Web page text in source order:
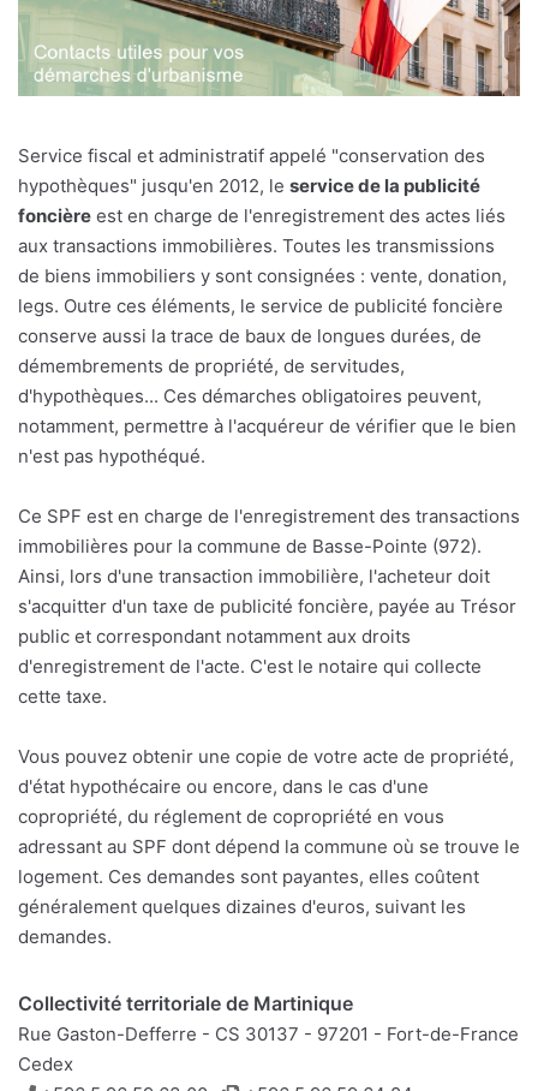
Service fiscal et administratif appelé "conservation des
hypothèques" jusqu'en 2012, le service de la publicité
foncière est en charge de l'enregistrement des actes liés
aux transactions immobilières. Toutes les transmissions
de biens immobiliers y sont consignées : vente, donation,
legs. Outre ces éléments, le service de publicité foncière
conserve aussi la trace de baux de longues durées, de
démembrements de propriété, de servitudes,
d'hypothèques... Ces démarches obligatoires peuvent,
notamment, permettre à l'acquéreur de vérifier que le bien
n'est pas hypothéqué.
Ce SPF est en charge de l'enregistrement des transactions
immobilières pour la commune de Basse-Pointe (972).
Ainsi, lors d'une transaction immobilière, l'acheteur doit
s'acquitter d'un taxe de publicité foncière, payée au Trésor
public et correspondant notamment aux droits
d'enregistrement de l'acte. C'est le notaire qui collecte
cette taxe.
Vous pouvez obtenir une copie de votre acte de propriété,
d'état hypothécaire ou encore, dans le cas d'une
copropriété, du réglement de copropriété en vous
adressant au SPF dont dépend la commune où se trouve le
logement. Ces demandes sont payantes, elles coûtent
généralement quelques dizaines d'euros, suivant les
demandes.
Collectivité territoriale de Martinique
Rue Gaston-Defferre - CS 30137 - 97201 - Fort-de-France
Cedex